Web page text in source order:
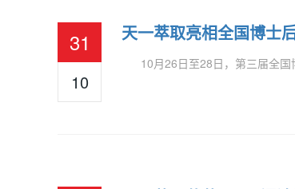
31
10
天一萃取亮相全国博士
10月26日至28日，第三届全国